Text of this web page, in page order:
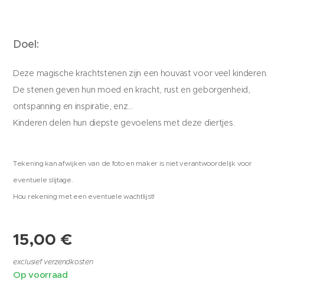
Doel:
Deze magische krachtstenen zijn een houvast voor veel kinderen.
De stenen geven hun moed en kracht, rust en geborgenheid,
ontspanning en inspiratie, enz...
Kinderen delen hun diepste gevoelens met deze diertjes.
Tekening kan afwijken van de foto en maker is niet verantwoordelijk voor
eventuele slijtage.
Hou rekening met een eventuele wachtlijst!
15,00 €
exclusief verzendkosten
Op voorraad